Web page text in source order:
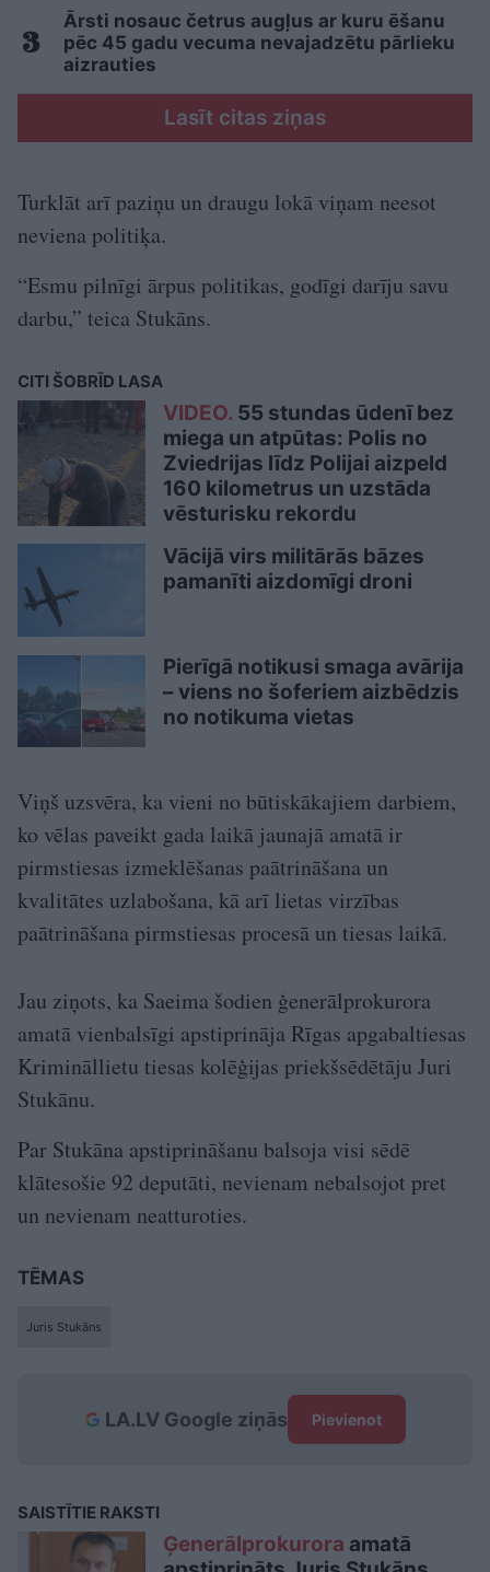
Ārsti nosauc četrus augļus ar kuru ēšanu
pēc 45 gadu vecuma nevajadzētu pārlieku
aizrauties
Lasīt citas ziņas
Turklāt arī paziņu un draugu lokā viņam neesot
neviena politiķa.
“Esmu pilnīgi ārpus politikas, godīgi darīju savu
darbu,” teica Stukāns.
CITI ŠOBRĪD LASA
VIDEO. 55 stundas ūdenī bez
miega un atpūtas: Polis no
Zviedrijas līdz Polijai aizpeld
160 kilometrus un uzstāda
vēsturisku rekordu
Vācijā virs militārās bāzes
pamanīti aizdomīgi droni
Pierīgā notikusi smaga avārija
– viens no šoferiem aizbēdzis
no notikuma vietas
Viņš uzsvēra, ka vieni no būtiskākajiem darbiem,
ko vēlas paveikt gada laikā jaunajā amatā ir
pirmstiesas izmeklēšanas paātrināšana un
kvalitātes uzlabošana, kā arī lietas virzības
paātrināšana pirmstiesas procesā un tiesas laikā.
Jau ziņots, ka Saeima šodien ģenerālprokurora
amatā vienbalsīgi apstiprināja Rīgas apgabaltiesas
Krimināllietu tiesas kolēģijas priekšsēdētāju Juri
Stukānu.
Par Stukāna apstiprināšanu balsoja visi sēdē
klātesošie 92 deputāti, nevienam nebalsojot pret
un nevienam neatturoties.
TĒMAS
Juris Stukāns
LA.LV Google ziņās Pievienot
SAISTĪTIE RAKSTI
Ģenerālprokurora amatā